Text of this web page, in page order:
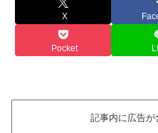
X
Pocket
記事内に広告が